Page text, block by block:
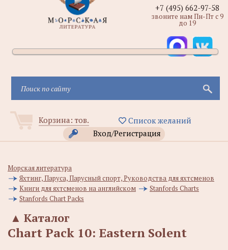
Корзина: тов.
Список желаний
Вход/Регистрация
+7 (495) 662-97-58
звоните нам Пн-Пт с 9
до 19
Морская литература
Яхтинг, Паруса, Парусный спорт, Руководства для яхтсменов
Книги для яхтсменов на английском
Stanfords Charts
Stanfords Chart Packs
Каталог
▲
Chart Pack 10: Eastern Solent